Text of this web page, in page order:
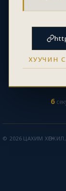
ХУУЧИН
6
© 2026 ЦАХИМ